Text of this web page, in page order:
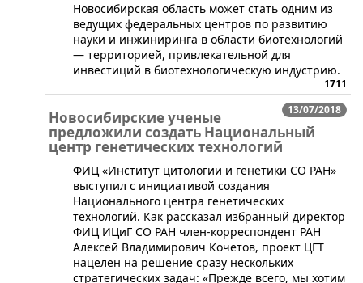
​Новосибирская область может стать одним из
ведущих федеральных центров по развитию
науки и инжиниринга в области биотехнологий
— территорией, привлекательной для
инвестиций в биотехнологическую индустрию.
1711
13/07/2018
Новосибирские ученые
предложили создать Национальный
центр генетических технологий
​ФИЦ «Институт цитологии и генетики СО РАН»
выступил с инициативой создания
Национального центра генетических
технологий. Как рассказал избранный директор
ФИЦ ИЦиГ СО РАН член-корреспондент РАН
Алексей Владимирович Кочетов, проект ЦГТ
нацелен на решение сразу нескольких
стратегических задач: «Прежде всего, мы хотим